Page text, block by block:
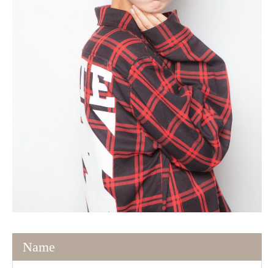
Name